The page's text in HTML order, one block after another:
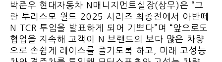
박준우 현대자동차 N매니지먼트실장(상무)은 “그
란 투리스모 월드 2025 시리즈 최종전에서 아반떼
N TCR 투입을 발표하게 되어 기쁘다”며 “앞으로도
협업을 지속해 고객이 N 브랜드의 보다 많은 차량
으로 손쉽게 레이스를 즐기도록 하고, 미래 고성능